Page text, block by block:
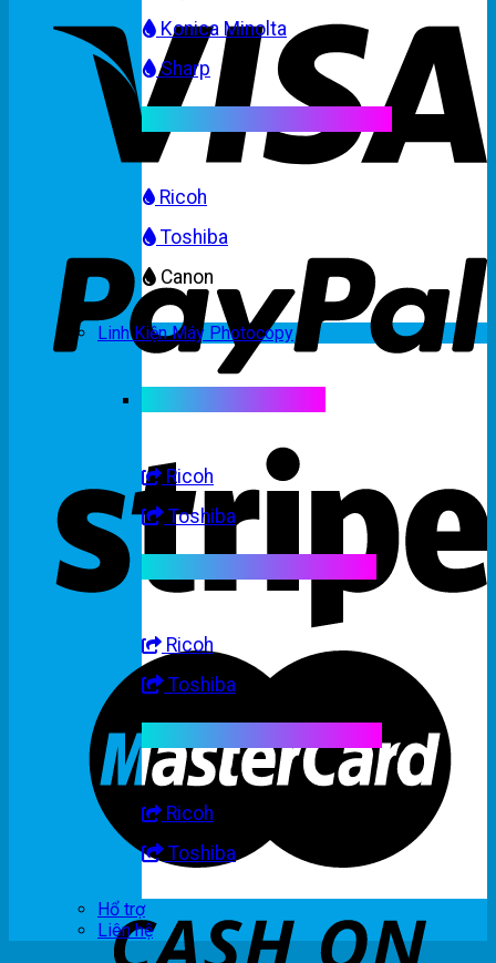
Konica Minolta
Sharp
Ricoh
Toshiba
Canon
Linh Kiện Máy Photocopy
Ricoh
Toshiba
Ricoh
Toshiba
Ricoh
Toshiba
Hổ trợ
Liên hệ